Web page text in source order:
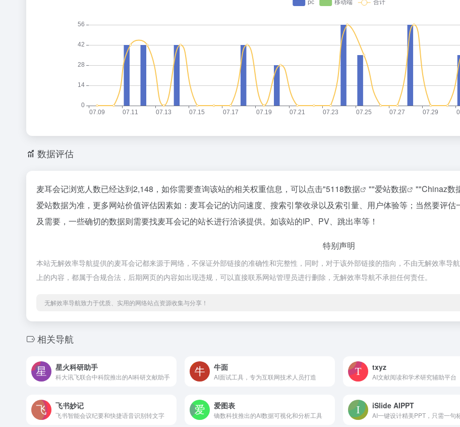
数据评估
麦耳会记浏览人数已经达到2,148，如你需要查询该站的相关权重信息，可以点击"5118数据 ""爱站数据 ""Chinaz数
爱站数据为准，更多网站价值评估因素如：麦耳会记的访问速度、搜索引擎收录以及索引量、用户体验等；当然要评
及需要，一些确切的数据则需要找麦耳会记的站长进行洽谈提供。如该站的IP、PV、跳出率等！
特别声明
本站无解效率导航提供的麦耳会记都来源于网络，不保证外部链接的准确性和完整性，同时，对于该外部链接的指向，不由无解效率导
上的内容，都属于合规合法，后期网页的内容如出现违规，可以直接联系网站管理员进行删除，无解效率导航不承担任何责任。
无解效率导航致力于优质、实用的网络站点资源收集与分享！
相关导航
星火科研助手
科大讯飞联合中科院推出的AI科研文献助手
牛面
AI面试工具，专为互联网技术人员打造
txyz
AI文献阅读和学术研究辅助平台
飞书妙记
飞书智能会议纪要和快捷语音识别转文字
爱图表
镝数科技推出的AI数据可视化和分析工具
iSlide AIPPT
AI一键设计精美PPT，只需一句